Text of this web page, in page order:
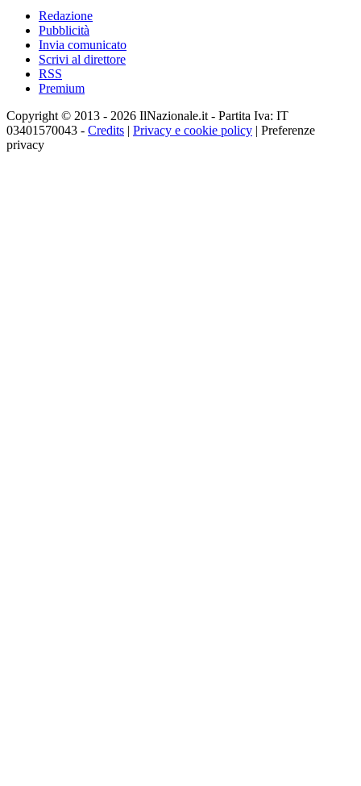
Redazione
Pubblicità
Invia comunicato
Scrivi al direttore
RSS
Premium
Copyright © 2013 - 2026 IlNazionale.it - Partita Iva: IT
03401570043 - Credits | Privacy e cookie policy | Preferenze
privacy